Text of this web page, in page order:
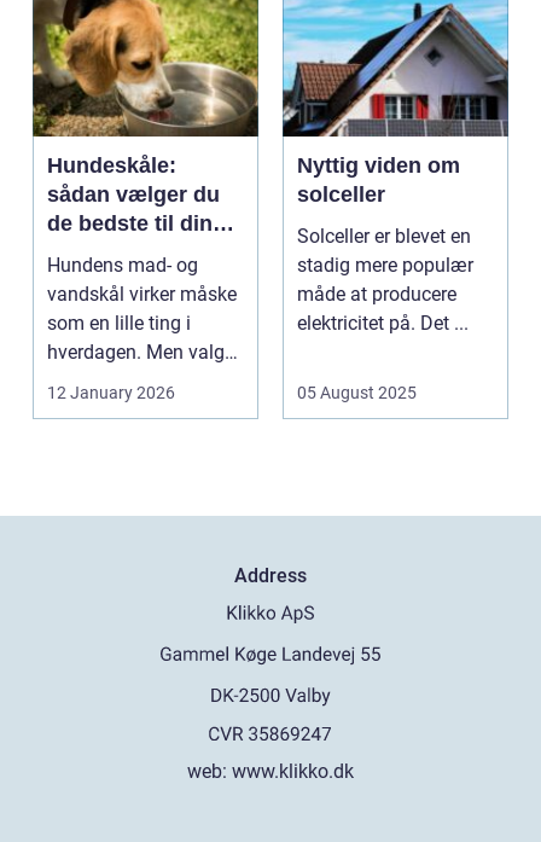
Hundeskåle:
sådan vælger du
de bedste til din
hund
Hundens mad- og
vandskål virker måske
som en lille ting i
hverdagen. Men valg
af sk&arin...
12 January 2026
Nyttig viden om
solceller
Solceller er blevet en
stadig mere populær
måde at producere
elektricitet på. Det ...
05 August 2025
Address
web: www.klikko.dk